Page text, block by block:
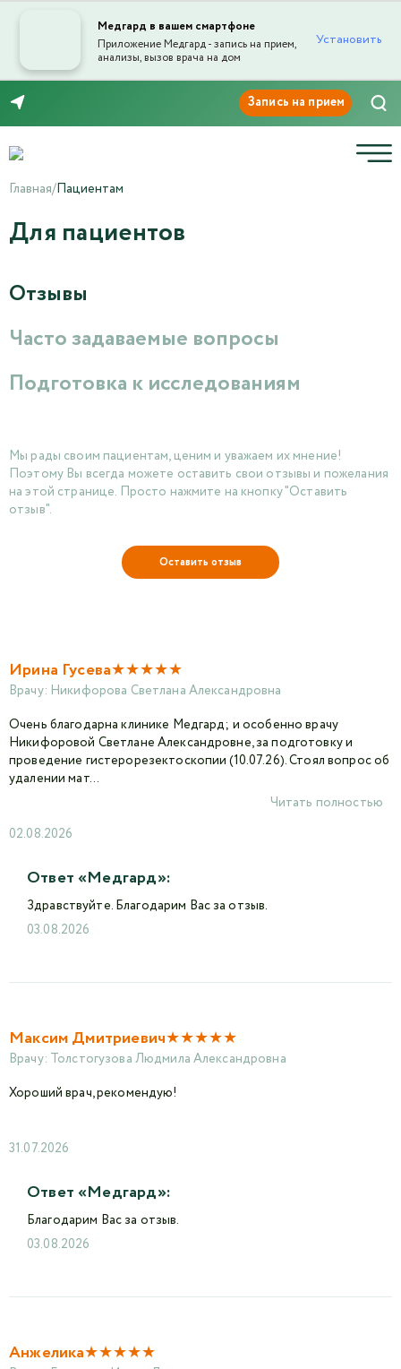
Медгард в вашем смартфоне
Приложение Медгард - запись на прием,
анализы, вызов врача на дом
Установить
Главная/Пациентам
Для пациентов
Отзывы
Часто задаваемые вопросы
Подготовка к исследованиям
Ирина Гусева★★★★★
Врачу: Никифорова Светлана Александровна
Очень благодарна клинике Медгард; и особенно врачу
Никифоровой Светлане Александровне, за подготовку и
проведение гистерорезектоскопии (10.07.26). Стоял вопрос об
удалении мат...
02.08.2026
Читать полностью
Ответ «Медгард»:
Здравствуйте. Благодарим Вас за отзыв.
03.08.2026
Максим Дмитриевич★★★★★
Врачу: Толстогузова Людмила Александровна
Хороший врач, рекомендую!
31.07.2026
Ответ «Медгард»:
Благодарим Вас за отзыв.
03.08.2026
Анжелика★★★★★
Мы рады своим пациентам, ценим и уважаем их мнение!
Поэтому Вы всегда можете оставить свои отзывы и пожелания
на этой странице. Просто нажмите на кнопку "Оставить
отзыв".
Оставить отзыв
Отправка отзыва
Ваша оценка
Авторизоваться в личном кабинете
Войти с VK ID
Отправляя данную форму,я даю согласие на
обработку персональных данных СМК «Медгард»